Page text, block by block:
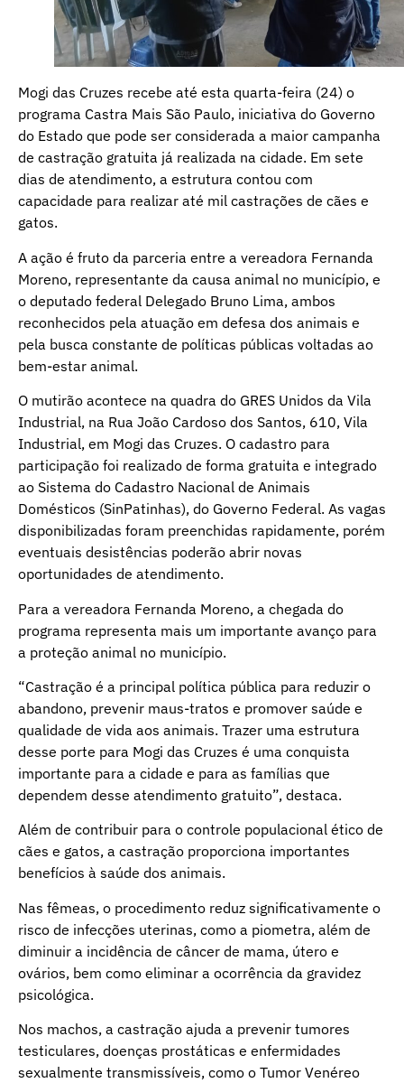
Mogi das Cruzes recebe até esta quarta-feira (24) o
programa Castra Mais São Paulo, iniciativa do Governo
do Estado que pode ser considerada a maior campanha
de castração gratuita já realizada na cidade. Em sete
dias de atendimento, a estrutura contou com
capacidade para realizar até mil castrações de cães e
gatos.
A ação é fruto da parceria entre a vereadora Fernanda
Moreno, representante da causa animal no município, e
o deputado federal Delegado Bruno Lima, ambos
reconhecidos pela atuação em defesa dos animais e
pela busca constante de políticas públicas voltadas ao
bem-estar animal.
O mutirão acontece na quadra do GRES Unidos da Vila
Industrial, na Rua João Cardoso dos Santos, 610, Vila
Industrial, em Mogi das Cruzes. O cadastro para
participação foi realizado de forma gratuita e integrado
ao Sistema do Cadastro Nacional de Animais
Domésticos (SinPatinhas), do Governo Federal. As vagas
disponibilizadas foram preenchidas rapidamente, porém
eventuais desistências poderão abrir novas
oportunidades de atendimento.
Para a vereadora Fernanda Moreno, a chegada do
programa representa mais um importante avanço para
a proteção animal no município.
“Castração é a principal política pública para reduzir o
abandono, prevenir maus-tratos e promover saúde e
qualidade de vida aos animais. Trazer uma estrutura
desse porte para Mogi das Cruzes é uma conquista
importante para a cidade e para as famílias que
dependem desse atendimento gratuito”, destaca.
Além de contribuir para o controle populacional ético de
cães e gatos, a castração proporciona importantes
benefícios à saúde dos animais.
Nas fêmeas, o procedimento reduz significativamente o
risco de infecções uterinas, como a piometra, além de
diminuir a incidência de câncer de mama, útero e
ovários, bem como eliminar a ocorrência da gravidez
psicológica.
Nos machos, a castração ajuda a prevenir tumores
testiculares, doenças prostáticas e enfermidades
sexualmente transmissíveis, como o Tumor Venéreo